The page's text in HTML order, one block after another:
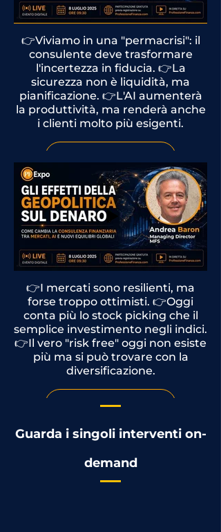
👉Viviamo in una "permacrisi": il
consulente deve trasformare
l'incertezza in fiducia. 👉La
sicurezza non è liquidità, ma
pianificazione. 👉L'AI aumenterà
la produttività, ma renderà anche
i clienti molto più esigenti.
👉I mercati sono resilienti, ma
forse troppo ottimisti. 👉Oggi
conta più lo stock picking che il
semplice investimento negli indici.
👉Il vero "risk free" oggi non esiste
più ma si può trovare con la
diversificazione.
Rivedi l'intervento
Guarda i singoli interventi on-
demand